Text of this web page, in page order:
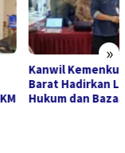
»
Papua
Layanan
Bazaar UMKM